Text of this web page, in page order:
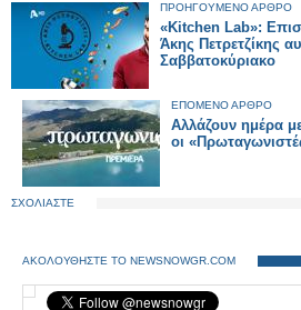
ΠΡΟΗΓΟΥΜΕΝΟ ΑΡΘΡΟ
«Kitchen Lab»:
Άκης Πετρετζίκης
Σαββατοκύριακο
ΕΠΟΜΕΝΟ ΑΡΘΡΟ
Αλλάζουν ημέρα
οι
ΣΧΟΛΙΑΣΤΕ
ΑΚΟΛΟΥΘΗΣΤΕ ΤΟ NEWSNOWGR.COM